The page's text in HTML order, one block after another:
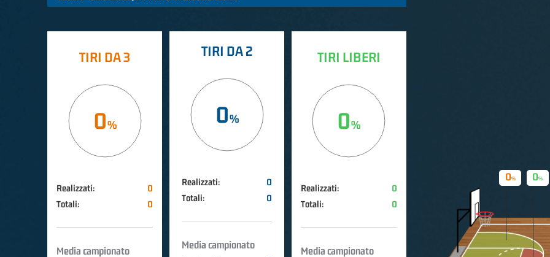
TIRI DA 3
0
Realizzati:
0
Totali:
0
Media campionato
TIRI DA 2
0
Realizzati:
0
Totali:
0
Media campionato
TIRI LIBERI
0
Realizzati:
0
Totali:
0
Media campionato
0
0